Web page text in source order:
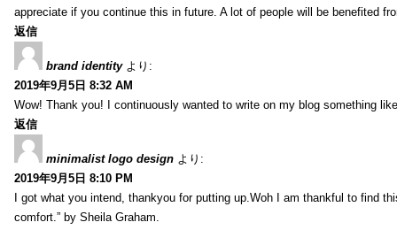
appreciate if you continue this in future. A lot of people will be benefited
返信
brand identity より:
2019年9月5日 8:32 AM
Wow! Thank you! I continuously wanted to write on my blog something
返信
minimalist logo design より:
2019年9月5日 8:10 PM
I got what you intend, thankyou for putting up.Woh I am thankful to find
comfort.” by Sheila Graham.